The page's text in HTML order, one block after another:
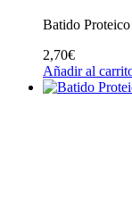
Batido
2,70€
Añadir al